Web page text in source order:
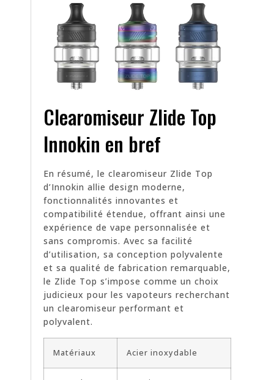
Clearomiseur Zlide Top
Innokin en bref
En résumé, le clearomiseur Zlide Top
d’Innokin allie design moderne,
fonctionnalités innovantes et
compatibilité étendue, offrant ainsi une
expérience de vape personnalisée et
sans compromis. Avec sa facilité
d’utilisation, sa conception polyvalente
et sa qualité de fabrication remarquable,
le Zlide Top s’impose comme un choix
judicieux pour les vapoteurs recherchant
un clearomiseur performant et
polyvalent.
Matériaux Acier inoxydable